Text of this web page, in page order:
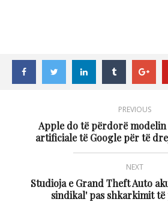
PREVIOUS
Apple do të përdorë modelin
artificiale të Google për të
NEXT
Studioja e Grand Theft Auto
sindikal' pas shkarkimit